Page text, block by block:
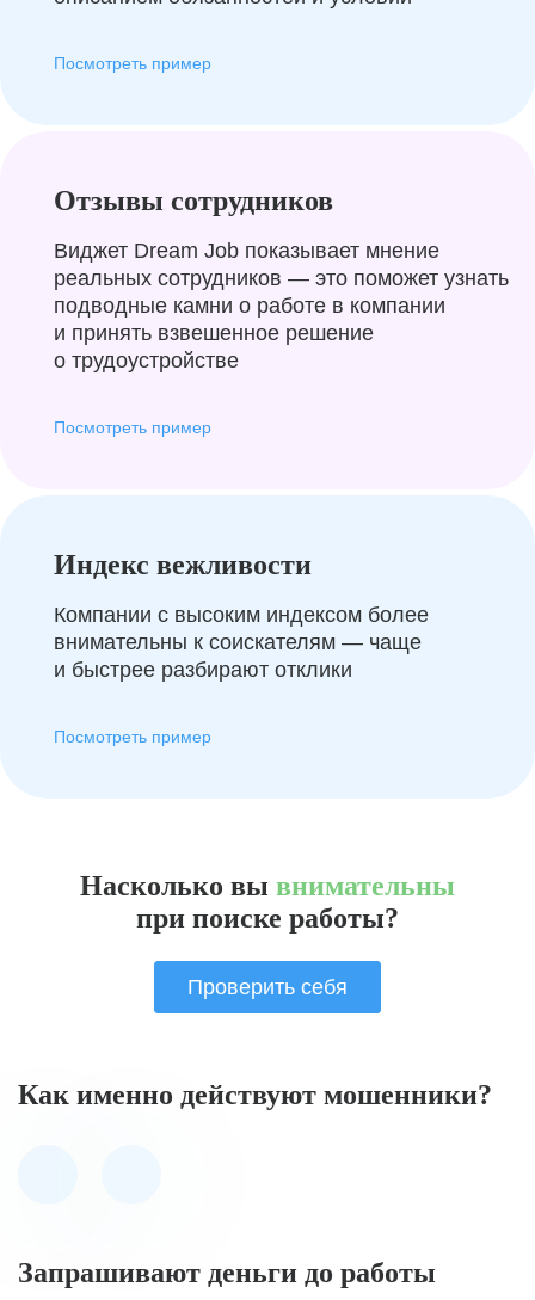
Посмотреть пример
Отзывы сотрудников
Виджет Dream Job показывает мнение
реальных сотрудников — это поможет узнать
подводные камни о работе в компании
и принять взвешенное решение
о трудоустройстве
Посмотреть пример
Индекс вежливости
Компании с высоким индексом более
внимательны к соискателям — чаще
и быстрее разбирают отклики
Посмотреть пример
Насколько вы внимательны
при поиске работы?
Проверить себя
Как именно действуют мошенники?
Запрашивают деньги до работы